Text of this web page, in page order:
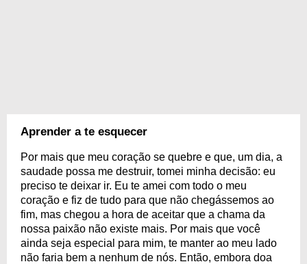
Aprender a te esquecer
Por mais que meu coração se quebre e que, um dia, a
saudade possa me destruir, tomei minha decisão: eu
preciso te deixar ir. Eu te amei com todo o meu
coração e fiz de tudo para que não chegássemos ao
fim, mas chegou a hora de aceitar que a chama da
nossa paixão não existe mais. Por mais que você
ainda seja especial para mim, te manter ao meu lado
não faria bem a nenhum de nós. Então, embora doa